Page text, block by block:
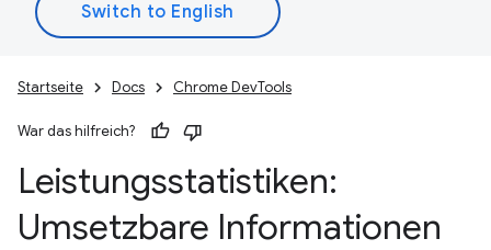
Startseite Docs Chrome DevTools
War das hilfreich?
Leistungsstatistiken:
Umsetzbare Informationen